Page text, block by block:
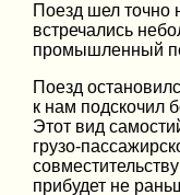
Поезд шел точно
встречались
промышленный
Поезд
к нам подскочил
Этот вид
грузо-
прибудет не